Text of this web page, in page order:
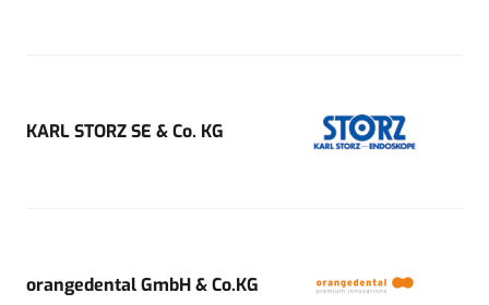
KARL STORZ SE & Co. KG
orangedental GmbH & Co.KG